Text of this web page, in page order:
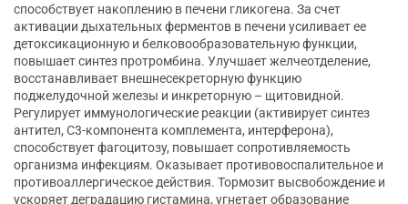
способствует накоплению в печени гликогена. За счет
активации дыхательных ферментов в печени усиливает ее
детоксикационную и белковообразовательную функции,
повышает синтез протромбина. Улучшает желчеотделение,
восстанавливает внешнесекреторную функцию
поджелудочной железы и инкреторную – щитовидной.
Регулирует иммунологические реакции (активирует синтез
антител, С3-компонента комплемента, интерферона),
способствует фагоцитозу, повышает сопротивляемость
организма инфекциям. Оказывает противовоспалительное и
противоаллергическое действия. Тормозит высвобождение и
ускоряет деградацию гистамина, угнетает образование